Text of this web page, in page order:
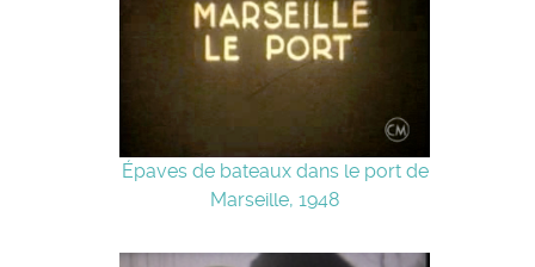
Épaves de bateaux dans le port de
Marseille, 1948